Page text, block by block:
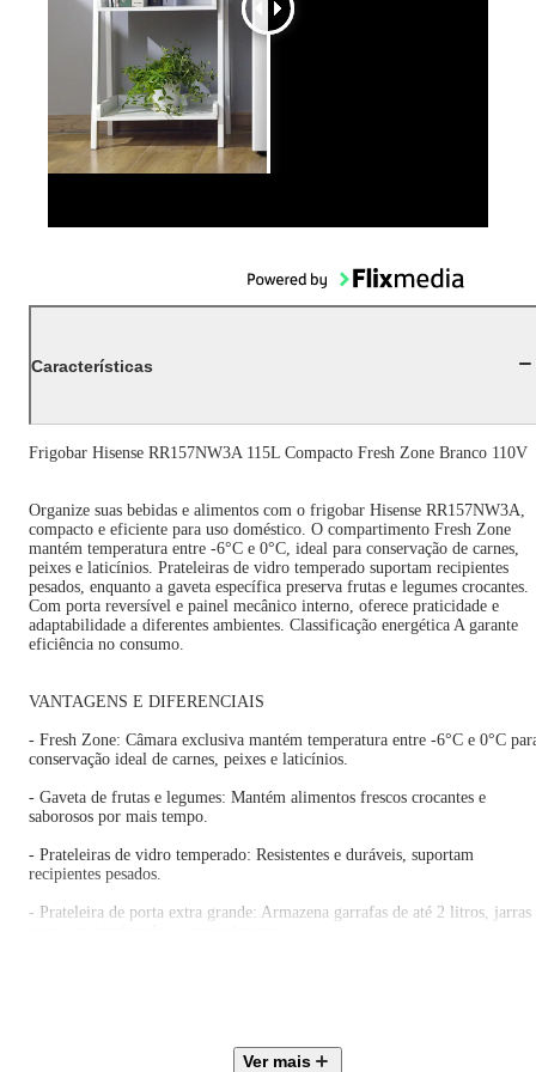
Características
Frigobar Hisense RR157NW3A 115L Compacto Fresh Zone Branco 110V
Organize suas bebidas e alimentos com o frigobar Hisense RR157NW3A,
compacto e eficiente para uso doméstico. O compartimento Fresh Zone
mantém temperatura entre -6°C e 0°C, ideal para conservação de carnes,
peixes e laticínios. Prateleiras de vidro temperado suportam recipientes
pesados, enquanto a gaveta específica preserva frutas e legumes crocantes.
Com porta reversível e painel mecânico interno, oferece praticidade e
adaptabilidade a diferentes ambientes. Classificação energética A garante
eficiência no consumo.
VANTAGENS E DIFERENCIAIS
- Fresh Zone: Câmara exclusiva mantém temperatura entre -6°C e 0°C
conservação ideal de carnes, peixes e laticínios.
- Gaveta de frutas e legumes: Mantém alimentos frescos crocantes e
saborosos por mais tempo.
- Prateleiras de vidro temperado: Resistentes e duráveis, suportam
recipientes pesados.
- Prateleira de porta extra grande: Armazena garrafas de até 2 litros, jarras
ESPECIFICAÇÕES TÉCNICAS
Ver mais